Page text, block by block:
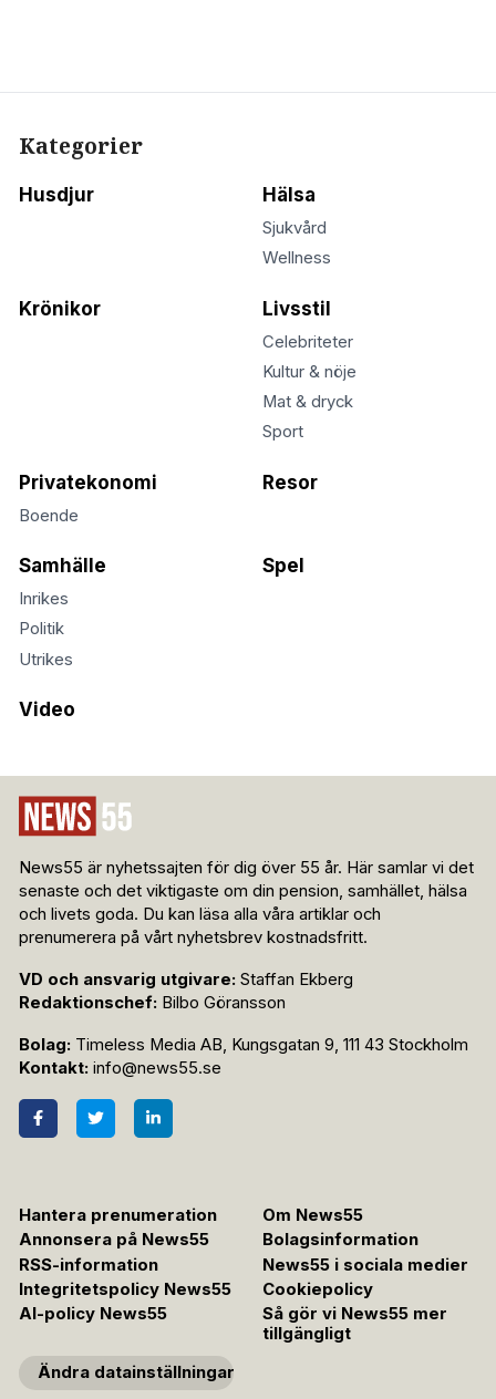
Kategorier
Husdjur Hälsa
Sjukvård
Wellness
Krönikor Livsstil
Celebriteter
Kultur & nöje
Mat & dryck
Sport
Privatekonomi
Boende
Resor
Samhälle
Inrikes
Politik
Utrikes
Spel
Video
News55 är nyhetssajten för dig över 55 år. Här samlar vi det
senaste och det viktigaste om din pension, samhället, hälsa
och livets goda. Du kan läsa alla våra artiklar och
prenumerera på vårt nyhetsbrev kostnadsfritt.
VD och ansvarig utgivare: Staffan Ekberg
Redaktionschef: Bilbo Göransson
Bolag: Timeless Media AB, Kungsgatan 9, 111 43 Stockholm
Kontakt: info@news55.se
Hantera prenumeration
Om News55
Annonsera på News55
Bolagsinformation
RSS-information
News55 i sociala medier
Integritetspolicy News55
Cookiepolicy
AI-policy News55
Så gör vi News55 mer
tillgängligt
Ändra datainställningar